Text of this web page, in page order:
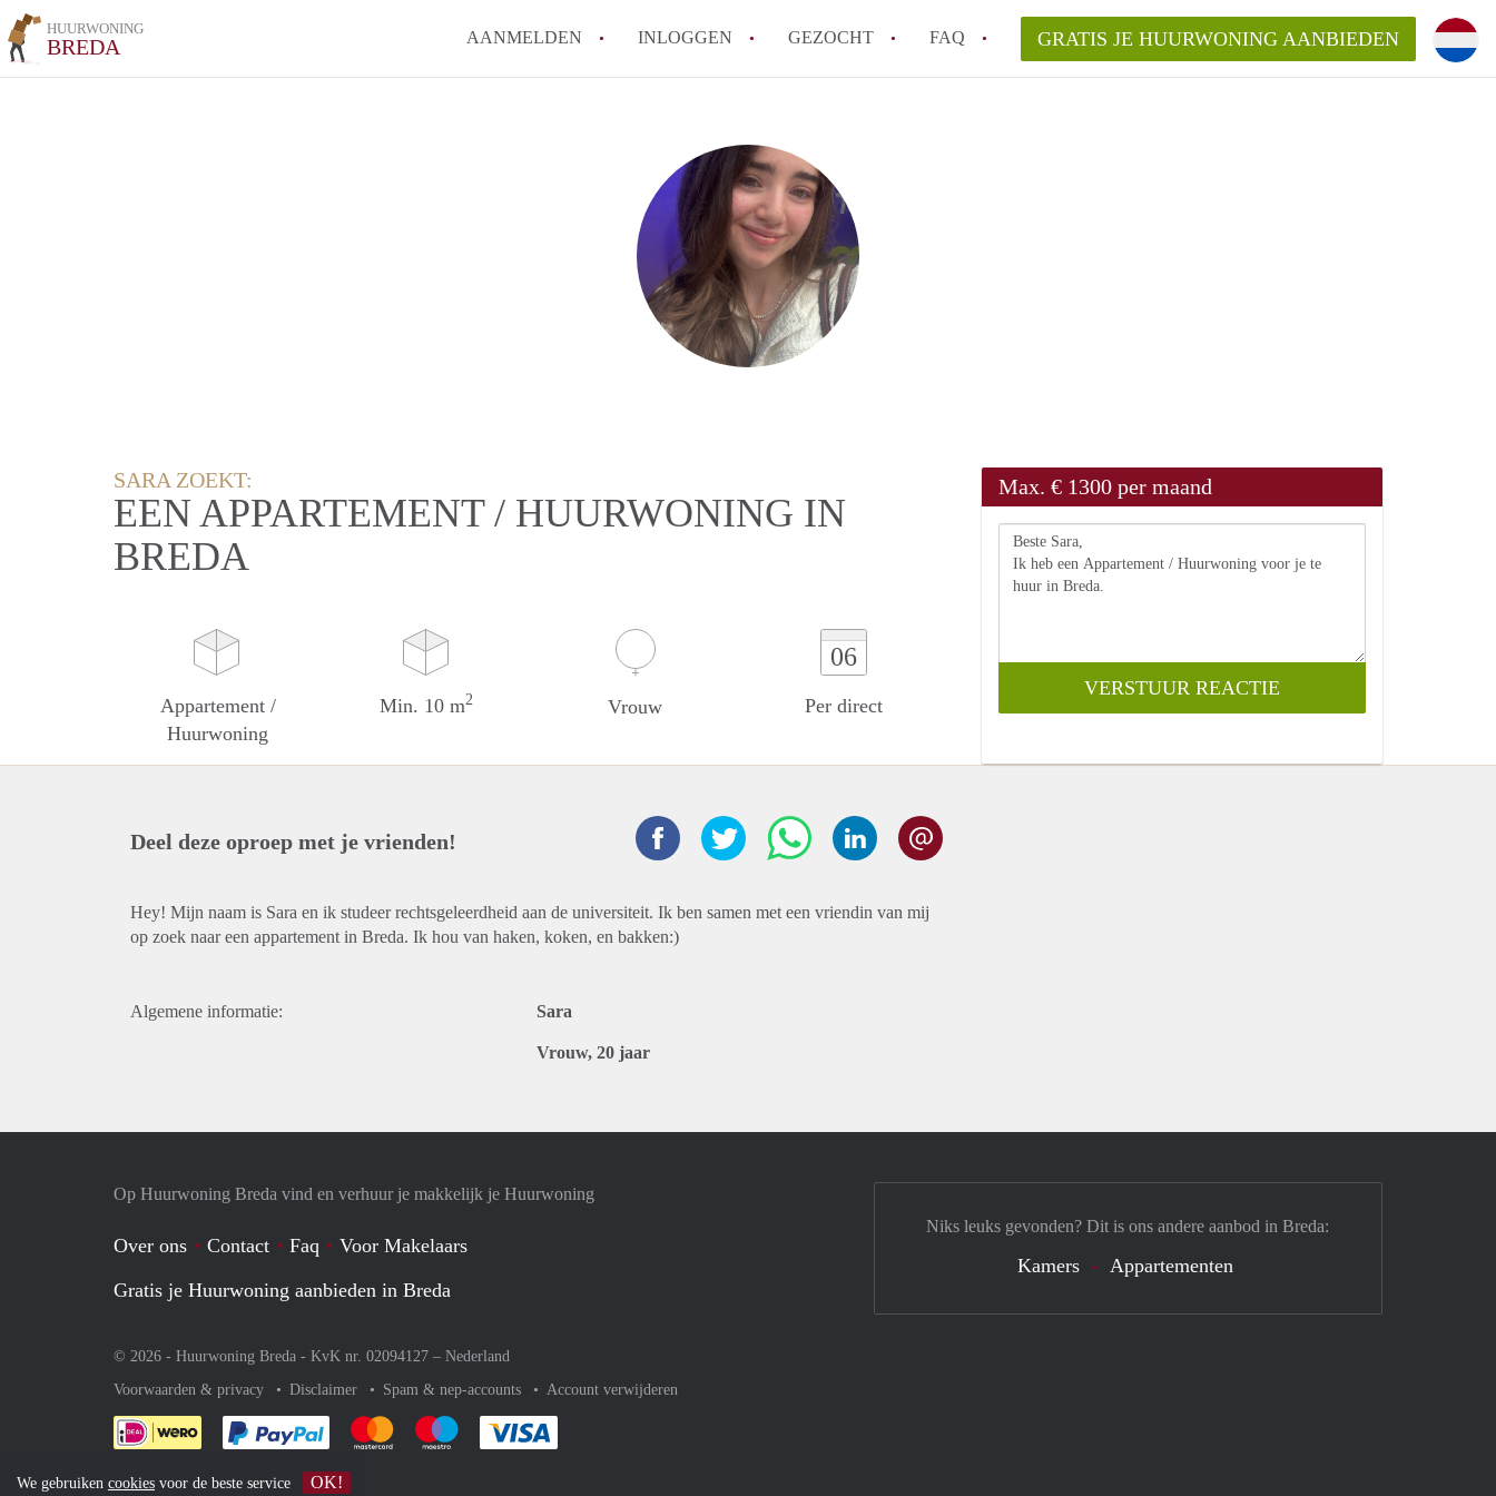
HUURWONING
BREDA AANMELDEN INLOGGEN GEZOCHT FAQ
How to translate HuurwoningBreda!
Wat is HuurwoningBreda?
Hoeveel kost het om te reageren op een Huurwoning in Breda?
Wat is de privacyverklaring van HuurwoningBreda?
Berekent HuurwoningBreda makelaarsvergoeding/bemiddelingsvergoeding?
Alle veelgestelde vragen
GRATIS JE HUURWONING AANBIEDEN
SARA ZOEKT:
EEN APPARTEMENT / HUURWONING IN
BREDA
Appartement /
Huurwoning
Min. 10 m2 Vrouw
06
Per direct
Max. € 1300 per maand
Deel deze oproep met je vrienden!
Hey! Mijn naam is Sara en ik studeer rechtsgeleerdheid aan de universiteit. Ik ben samen met een vriendin van mij
op zoek naar een appartement in Breda. Ik hou van haken, koken, en bakken:)
Algemene informatie: Sara
Vrouw, 20 jaar
Op Huurwoning Breda vind en verhuur je makkelijk je Huurwoning
Over ons Contact Faq
Voor Makelaars
Gratis je Huurwoning aanbieden in Breda
© 2026 - Huurwoning Breda - KvK nr. 02094127 – Nederland
Voorwaarden & privacy
Disclaimer Spam & nep-accounts Account verwijderen
Je rekent gemakkelijk af met Paypal
Je rekent gemakkelijk af met Mastercard
Je rekent gemakkelijk af met Meastro
Niks leuks gevonden? Dit is ons andere aanbod in Breda:
Kamers Appartementen
We gebruiken cookies voor de beste service OK!